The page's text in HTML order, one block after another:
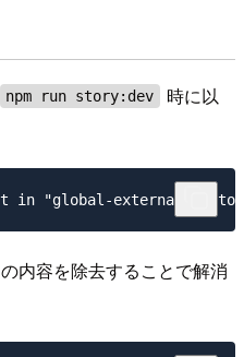
npm run story:dev
時に以
の内容を除去することで解消